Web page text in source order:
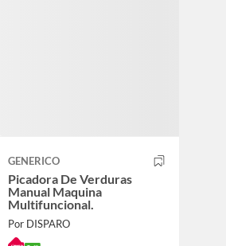
GENERICO
Picadora De Verduras
Manual Maquina
Multifuncional.
Por DISPARO